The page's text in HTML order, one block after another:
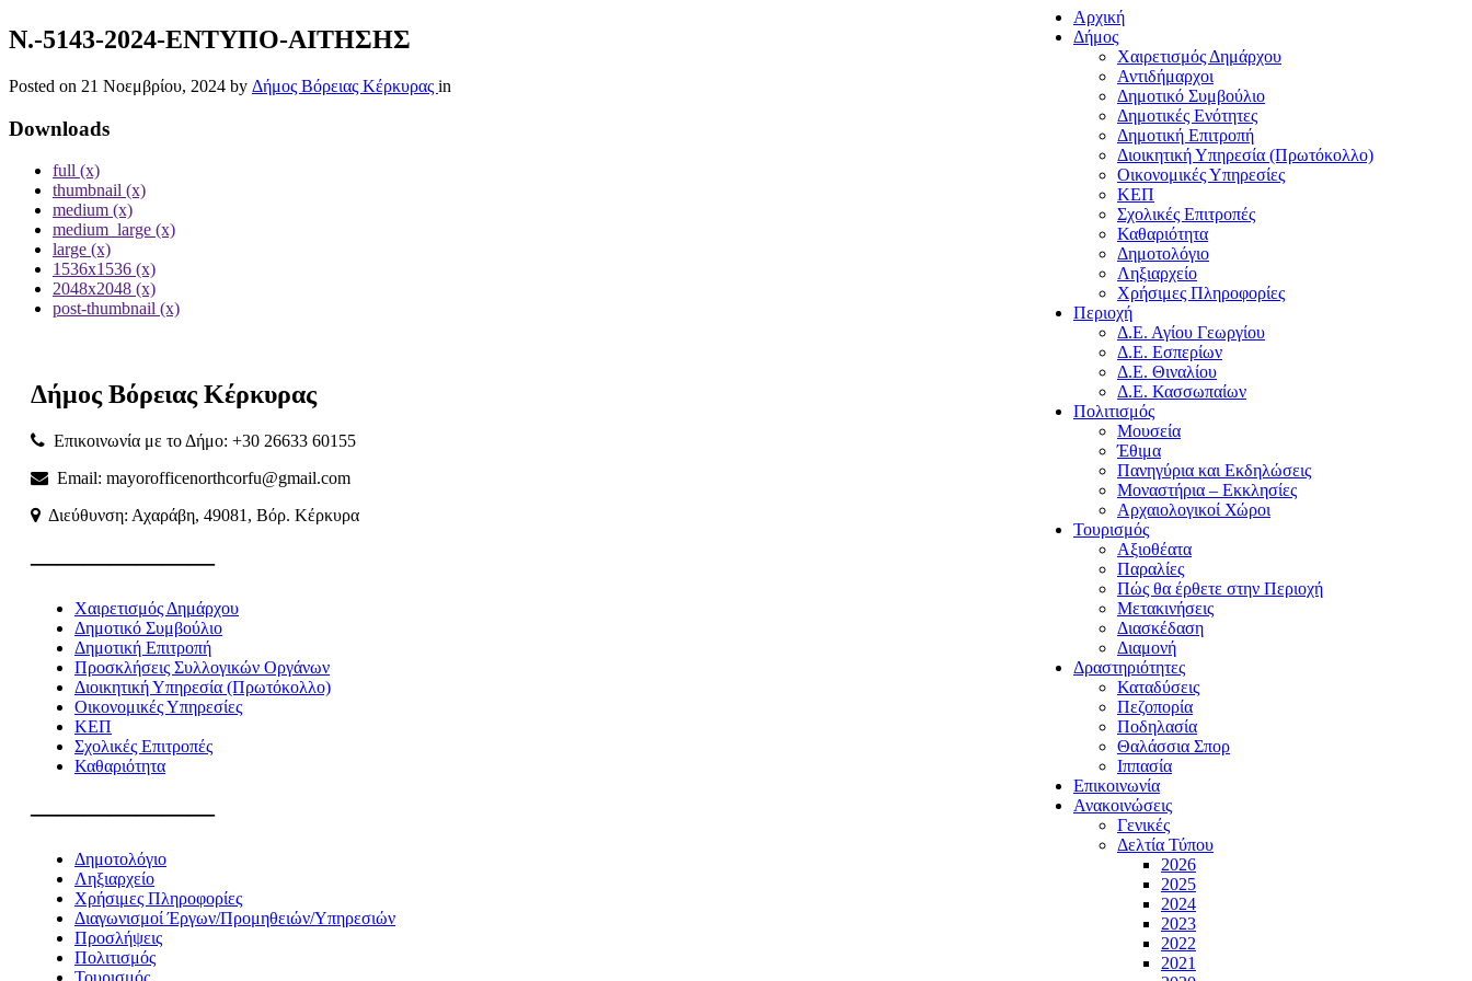
Αρχική
Δήμος
Χαιρετισμός Δημάρχου
Αντιδήμαρχοι
Δημοτικό Συμβούλιο
Δημοτικές Ενότητες
Δημοτική Επιτροπή
Διοικητική Υπηρεσία (Πρωτόκολλο)
Οικονομικές Υπηρεσίες
ΚΕΠ
Σχολικές Επιτροπές
Καθαριότητα
Δημοτολόγιο
Ληξιαρχείο
Χρήσιμες Πληροφορίες
Περιοχή
Δ.Ε. Αγίου Γεωργίου
Δ.Ε. Εσπερίων
Δ.Ε. Θιναλίου
Δ.Ε. Κασσωπαίων
Πολιτισμός
Μουσεία
Έθιμα
Πανηγύρια και Εκδηλώσεις
Μοναστήρια – Εκκλησίες
Αρχαιολογικοί Χώροι
Τουρισμός
Αξιοθέατα
Παραλίες
Πώς θα έρθετε στην Περιοχή
Μετακινήσεις
Διασκέδαση
Διαμονή
Δραστηριότητες
Καταδύσεις
Πεζοπορία
Ποδηλασία
Θαλάσσια Σπορ
Ιππασία
Επικοινωνία
Ανακοινώσεις
Γενικές
Δελτία Τύπου
2026
2025
2024
2023
2022
2021
Ν.-5143-2024-ΕΝΤΥΠΟ-ΑΙΤΗΣΗΣ
Posted on 21 Νοεμβρίου, 2024 by Δήμος Βόρειας Κέρκυρας in
Downloads
full (x)
thumbnail (x)
medium (x)
medium_large (x)
large (x)
1536x1536 (x)
2048x2048 (x)
post-thumbnail (x)
Δήμος Βόρειας Κέρκυρας
Επικοινωνία με το Δήμο: +30 26633 60155
Email: mayorofficenorthcorfu@gmail.com
Διεύθυνση: Αχαράβη, 49081, Βόρ. Κέρκυρα
———————
Χαιρετισμός Δημάρχου
Δημοτικό Συμβούλιο
Δημοτική Επιτροπή
Προσκλήσεις Συλλογικών Οργάνων
Διοικητική Υπηρεσία (Πρωτόκολλο)
Οικονομικές Υπηρεσίες
ΚΕΠ
Σχολικές Επιτροπές
Καθαριότητα
———————
Δημοτολόγιο
Ληξιαρχείο
Χρήσιμες Πληροφορίες
Διαγωνισμοί Έργων/Προμηθειών/Υπηρεσιών
Προσλήψεις
Πολιτισμός
Τουρισμός